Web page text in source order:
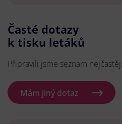
Časté dotazy
k tisku letáků
Připravili jsme seznam
Mám jiný dotaz